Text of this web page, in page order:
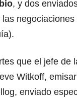
, y dos
negociaciones
que el jefe de
Witkoff,
enviado